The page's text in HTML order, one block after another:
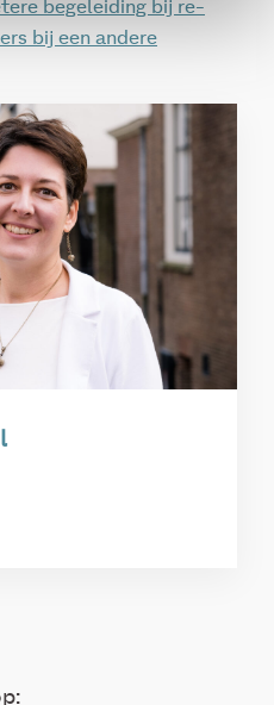
begeleiding bij re-
bij een andere